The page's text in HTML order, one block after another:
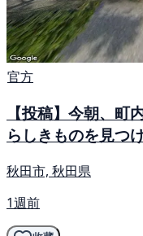
官方
【投稿】今朝、町
らしきものを見つけ
秋田市, 秋田県
1週前